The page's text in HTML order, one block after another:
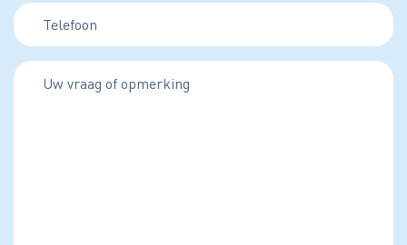
Telefoon
Bericht